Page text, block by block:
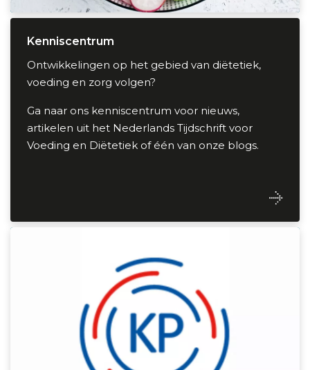
Kenniscentrum
Ontwikkelingen op het gebied van diëtetiek,
voeding en zorg volgen?
Ga naar ons kenniscentrum voor nieuws,
artikelen uit het Nederlands Tijdschrift voor
Voeding en Diëtetiek of één van onze blogs.